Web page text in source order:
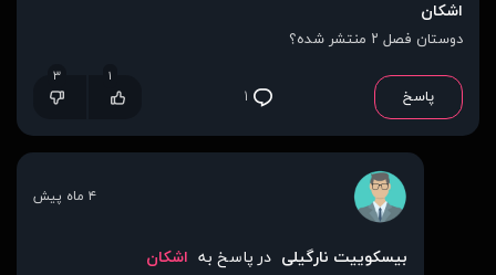
اشکان
دوستان فصل ۲ منتشر شده؟
پاسخ ۱
۱ ۳
بیسکوییت نارگیلی در پاسخ به اشکان
۴ ماه پیش